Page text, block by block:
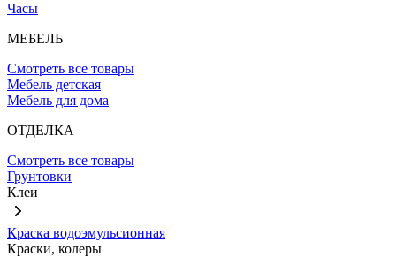
Часы
МЕБЕЛЬ
Смотреть все товары
Мебель детская
Мебель для дома
ОТДЕЛКА
Смотреть все товары
Грунтовки
Клеи
Краска водоэмульсионная
Краски, колеры